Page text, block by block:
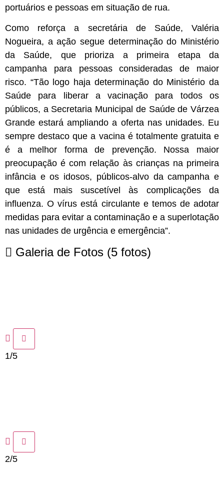
portuários e pessoas em situação de rua.
Como reforça a secretária de Saúde, Valéria
Nogueira, a ação segue determinação do Ministério
da Saúde, que prioriza a primeira etapa da
campanha para pessoas consideradas de maior
risco. “Tão logo haja determinação do Ministério da
Saúde para liberar a vacinação para todos os
públicos, a Secretaria Municipal de Saúde de Várzea
Grande estará ampliando a oferta nas unidades. Eu
sempre destaco que a vacina é totalmente gratuita e
é a melhor forma de prevenção. Nossa maior
preocupação é com relação às crianças na primeira
infância e os idosos, públicos-alvo da campanha e
que está mais suscetível às complicações da
influenza. O vírus está circulante e temos de adotar
medidas para evitar a contaminação e a superlotação
nas unidades de urgência e emergência”.
Galeria de Fotos (5 fotos)
1/5
2/5